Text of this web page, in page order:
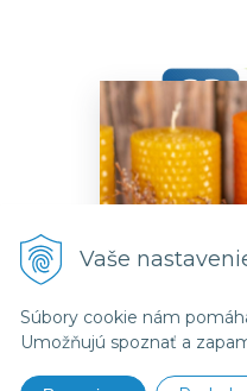
Vaše
Súbory cookie nám
Umožňujú spoznať a